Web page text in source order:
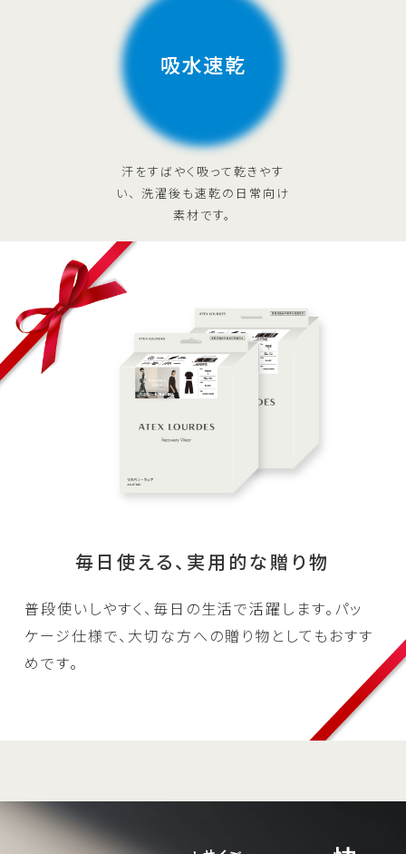
汗をすばやく吸って乾きやす
い、 洗濯後も速乾の日常向け
素材です。
毎日使える、実用的な贈り物
普段使いしやすく、毎日の生活で活躍します。パッ
ケージ仕様で、大切な方への贈り物としてもおすす
めです。